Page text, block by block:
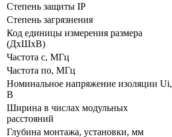
Степень защиты IP
Степень загрязнения
Код единицы измерения размера
(ДхШхВ)
Частота с, МГц
Частота по, МГц
Номинальное напряжение изоляции Ui,
В
Ширина в числах модульных
расстояний
Глубина монтажа, установки, мм